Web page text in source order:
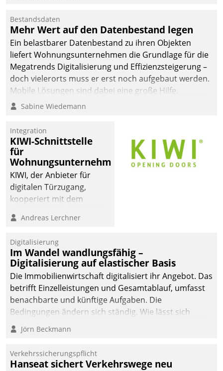
Bestandsdaten
Mehr Wert auf den Datenbestand legen
Ein belastbarer Datenbestand zu ihren Objekten
liefert Wohnungsunternehmen die Grundlage für die
Megatrends Digitalisierung und Effizienzsteigerung –
doch vielerorts muss er erst noch aufgebaut werden.
Mobile Lösungen sind dabei eine große Hilfe.
Sabine Wiedemann
Integration
KIWI-Schnittstelle
für
Wohnungsunternehmen
KIWI, der Anbieter für
digitalen Türzugang,
kooperiert mit dem
Softwareentwicklungshaus
Andreas Lerchner
Digitalisierung
Im Wandel wandlungsfähig –
Digitalisierung auf elastischer Basis
Die Immobilienwirtschaft digitalisiert ihr Angebot. Das
betrifft Einzelleistungen und Gesamtablauf, umfasst
benachbarte und künftige Aufgaben. Die
Bedingungen ändern sich ständig. Wie lässt sich
technisch die Kontrolle wahren und zugleich Freiraum
fürs Wachsen öffnen?
Jörn Beckmann
Verkehrssicherungspflicht
Hanseat sichert Verkehrswege neu